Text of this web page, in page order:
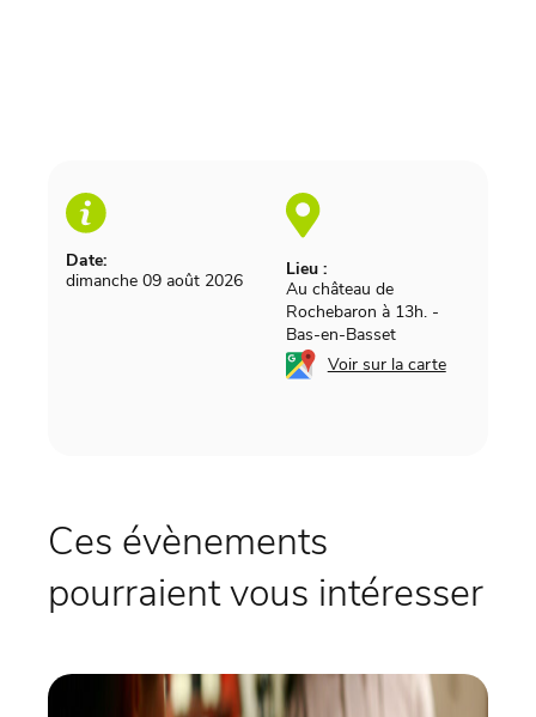
Date:
dimanche 09 août 2026
Lieu :
Au château de
Rochebaron à 13h. -
Bas-en-Basset
Voir sur la carte
Ces évènements
pourraient vous intéresser